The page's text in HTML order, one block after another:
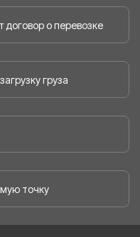
о перевозке
груза
точку